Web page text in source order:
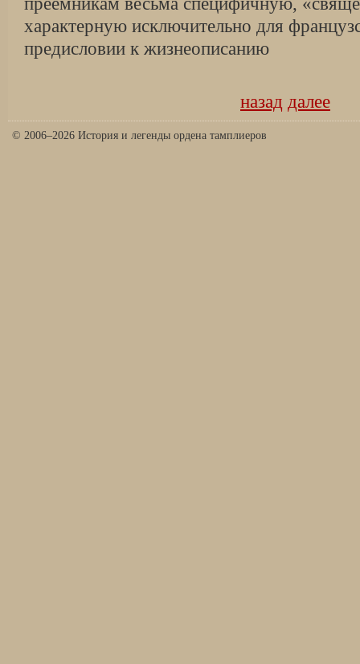
характерную исключительно для
предисловии к жизнеописанию
назад далее
© 2006–2026 История и легенды ордена тамплиеров